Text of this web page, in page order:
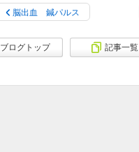
脳出血 鍼パルス
ブログトップ 記事一覧